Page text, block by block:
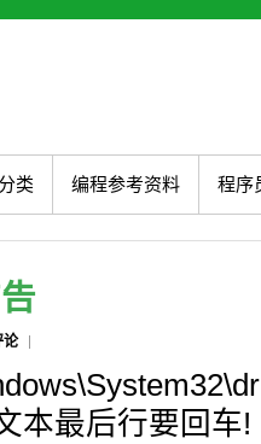
类 编程参考资料 程序
论
本最后行要回车!